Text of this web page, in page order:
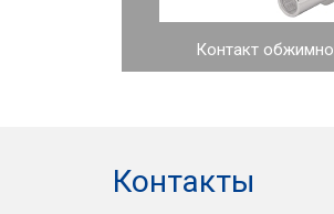
Контакт
Контакты